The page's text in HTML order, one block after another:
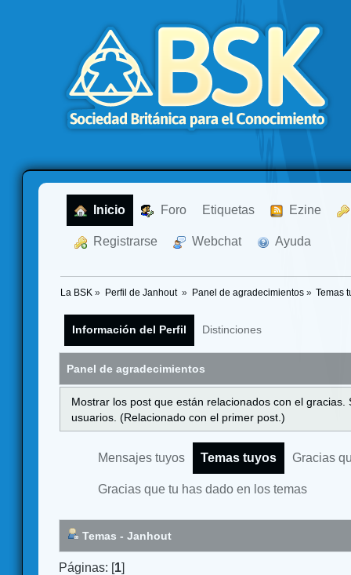
Inicio Foro Etiquetas Ezine
Registrarse Webchat Ayuda
La BSK » Perfil de Janhout » Panel de agradecimientos» Temas
Información del Perfil Distinciones
Panel de agradecimientos
Mostrar los post que están relacionados con el
usuarios. (Relacionado con el primer post.)
Mensajes tuyos Temas tuyos Gracias
Gracias que tu has dado en los temas
Temas - Janhout
Páginas: [1]